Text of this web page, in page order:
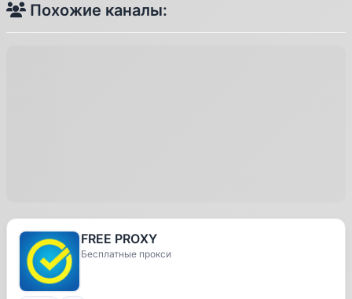
Похожие каналы:
FREE PROXY
Бесплатные прокси